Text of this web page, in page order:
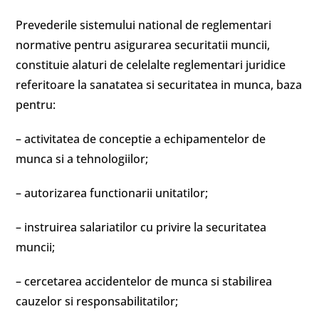
Prevederile sistemului national de reglementari
normative pentru asigurarea securitatii muncii,
constituie alaturi de celelalte reglementari juridice
referitoare la sanatatea si securitatea in munca, baza
pentru:
– activitatea de conceptie a echipamentelor de
munca si a tehnologiilor;
– autorizarea functionarii unitatilor;
– instruirea salariatilor cu privire la securitatea
muncii;
– cercetarea accidentelor de munca si stabilirea
cauzelor si responsabilitatilor;